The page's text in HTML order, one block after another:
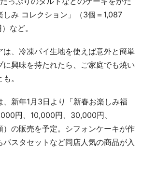
しみ コレクション」（3個＝1,087
など。
、冷凍パイ生地を使えば意外と簡単
に興味を持たれたら、ご家庭でも焼い
。
新年1月3日より「新春お楽しみ福
円、10,000円、30,000円、
の販売を予定。シフォンケーキが作
パスタセットなど同店人気の商品が入